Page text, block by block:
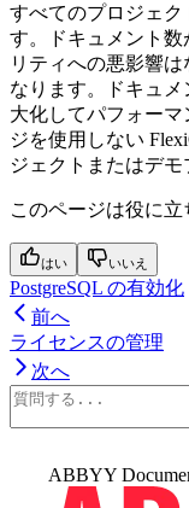
すべてのプロジェク
す。ドキュメント数
リティへの悪影響
なります。ドキュ
大化してパフォー
ジを使用しない
ジェクトまたはデモ
このページは役に立
はい いいえ
PostgreSQL の有効化
前へ
ライセンスの管理
次へ
ABBYY